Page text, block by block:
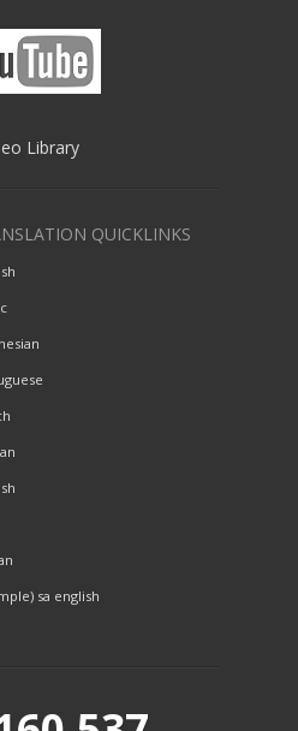
Library
QUICKLINKS
sa english